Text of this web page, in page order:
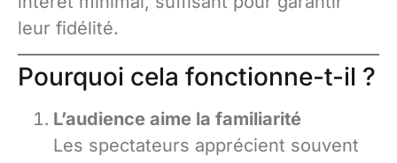
leur fidélité.
Pourquoi cela fonctionne-t-il ?
L’audience aime la familiarité
Les spectateurs apprécient souvent